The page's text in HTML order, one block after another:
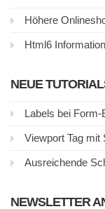
Höhere
Html6
NEUE
Labels bei Form-
Viewport Tag mit
Ausreichende
NEWSLETTER